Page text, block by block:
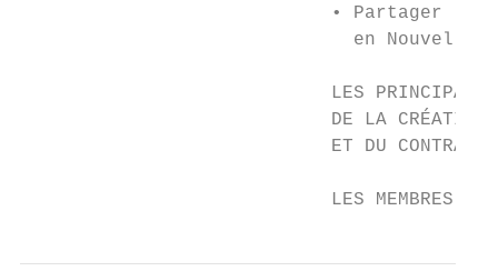
• Partager
en Nouvelle-
LES PRINCIPAUX
DE LA CRÉATION
ET DU CONTRAT
LES MEMBRES DE